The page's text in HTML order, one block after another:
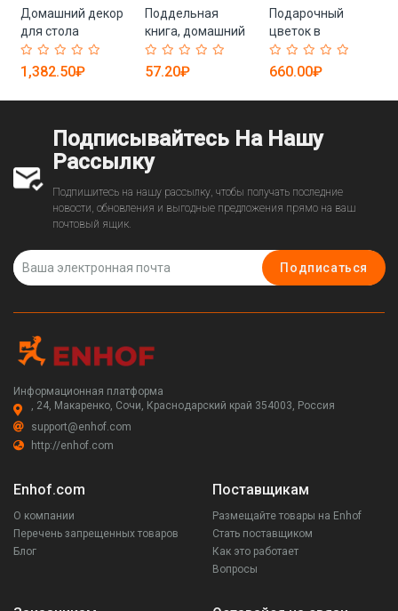
Домашний декор
для стола
1,382.50₽
Поддельная
книга, домашний
декор
57.20₽
Подарочный
цветок в
коробочке
660.00₽
Подписывайтесь На Нашу
Рассылку
Подпишитесь на нашу рассылку, чтобы получать последние
новости, обновления и выгодные предложения прямо на ваш
почтовый ящик.
Подписаться
Информационная платформа
, 24, Макаренко, Сочи, Краснодарский край 354003, Россия
support@enhof.com
http://enhof.com
Enhof.com
О компании
Перечень запрещенных товаров
Блог
Поставщикам
Размещайте товары на Enhof
Стать поставщиком
Как это работает
Вопросы